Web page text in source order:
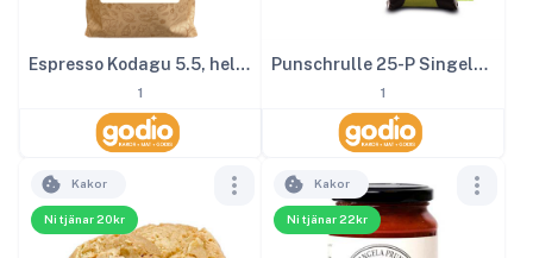
Espresso Kodagu 5.5, hela kaffe bönor 1000g
1
Punschrulle 25-P Singelpackad
1
Ni tjänar 20kr
Kakor
Ni tjänar 22kr
Kakor